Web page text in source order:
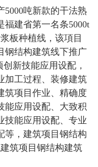
吨新款的干法熟
福建省第一名条5000t
板种植线，该項目
钢结构建筑线下推广
新技能应用设配，
加工过程、装修建筑
筑项目作业、精确度
能应用设配、大致积
技能应用设配、专业
等，建筑项目钢结构
筑项目钢结构建筑